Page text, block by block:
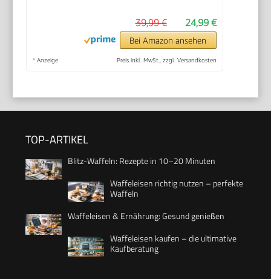
24,99 €
39,99 €
Bei Amazon ansehen
* Anzeige Preis inkl. MwSt., zzgl. Versandkosten
TOP-ARTIKEL
Blitz-Waffeln: Rezepte in 10–20 Minuten
Waffeleisen richtig nutzen – perfekte
Waffeln
Waffeleisen & Ernährung: Gesund genießen
Waffeleisen kaufen – die ultimative
Kaufberatung